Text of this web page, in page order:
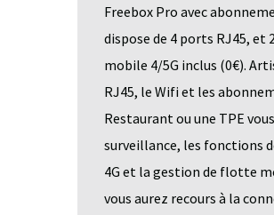
Freebox Pro avec
dispose de 4 ports RJ45,
mobile 4/5G inclus (0€).
RJ45, le Wifi et les
Restaurant ou une TPE
surveillance, les fonctions
4G et la gestion de flotte
vous aurez recours à la